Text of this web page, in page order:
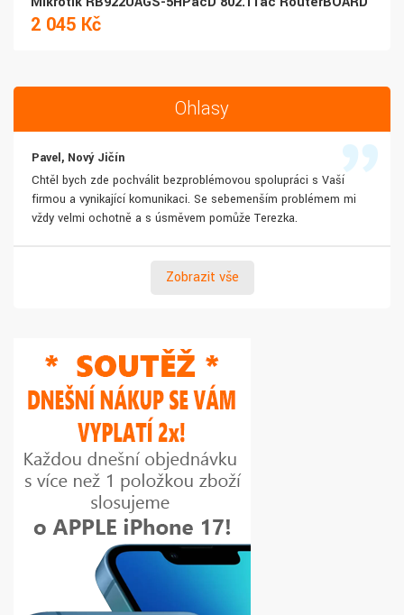
2 045 Kč
Ohlasy
Pavel, Nový Jičín
Chtěl bych zde pochválit bezproblémovou spolupráci s Vaší
firmou a vynikající komunikaci. Se sebemenším problémem mi
vždy velmi ochotně a s úsměvem pomůže Terezka.
Zobrazit vše